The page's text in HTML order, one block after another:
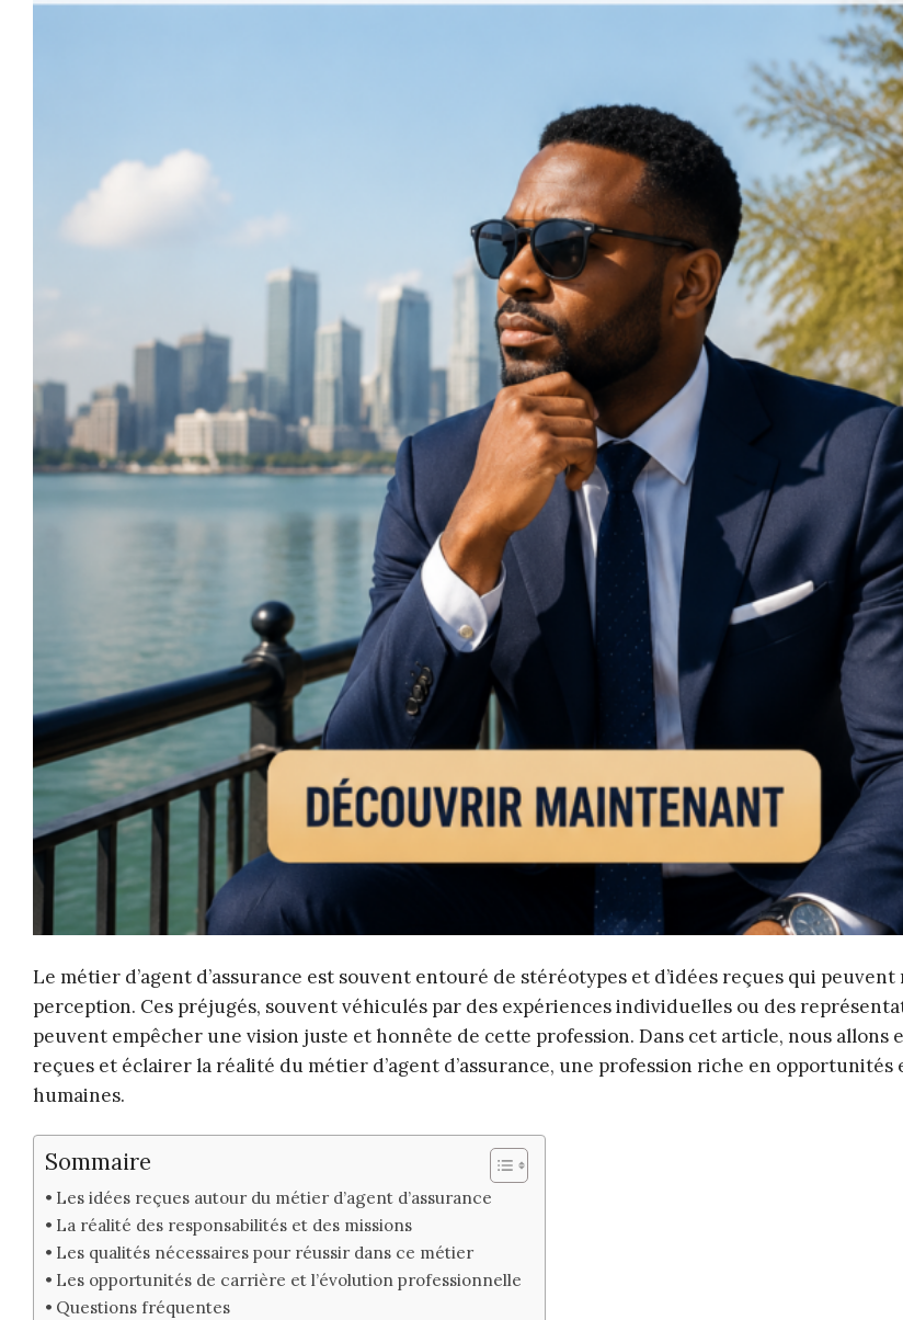
Le métier d’agent d’assurance est souvent entouré de stéréotypes et d’idées reçues qui peuvent
perception. Ces préjugés, souvent véhiculés par des expériences individuelles ou des
peuvent empêcher une vision juste et honnête de cette profession. Dans cet article, nous allons
reçues et éclairer la réalité du métier d’agent d’assurance, une profession riche en
humaines.
Sommaire
Les idées reçues autour du métier d’agent d’assurance
La réalité des responsabilités et des missions
Les qualités nécessaires pour réussir dans ce métier
Les opportunités de carrière et l’évolution professionnelle
Questions fréquentes